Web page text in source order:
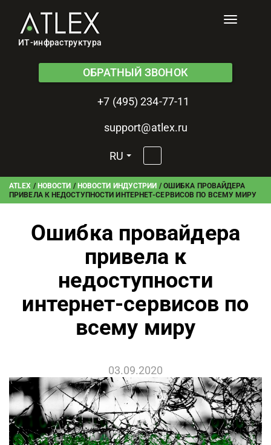
ИТ-инфраструктура
Toggle
ОБРАТНЫЙ ЗВОНОК
+7 (495) 234-77-11
support@atlex.ru
RU
ATLEX / НОВОСТИ / НОВОСТИ ИНДУСТРИИ / ОШИБКА ПРОВАЙДЕРА
ПРИВЕЛА К НЕДОСТУПНОСТИ ИНТЕРНЕТ-СЕРВИСОВ ПО ВСЕМУ МИРУ
Ошибка провайдера
привела к
недоступности
интернет-сервисов по
всему миру
03.09.2020